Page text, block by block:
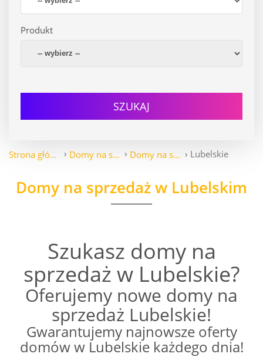
Produkt
SZUKAJ
Strona główna Domy na sprzedaż Domy na sprzedaż Lubelskie
Domy na sprzedaż w Lubelskim
Szukasz domy na
sprzedaż w Lubelskie?
Oferujemy nowe domy na
sprzedaż Lubelskie!
Gwarantujemy najnowsze oferty
domów w Lubelskie każdego dnia!